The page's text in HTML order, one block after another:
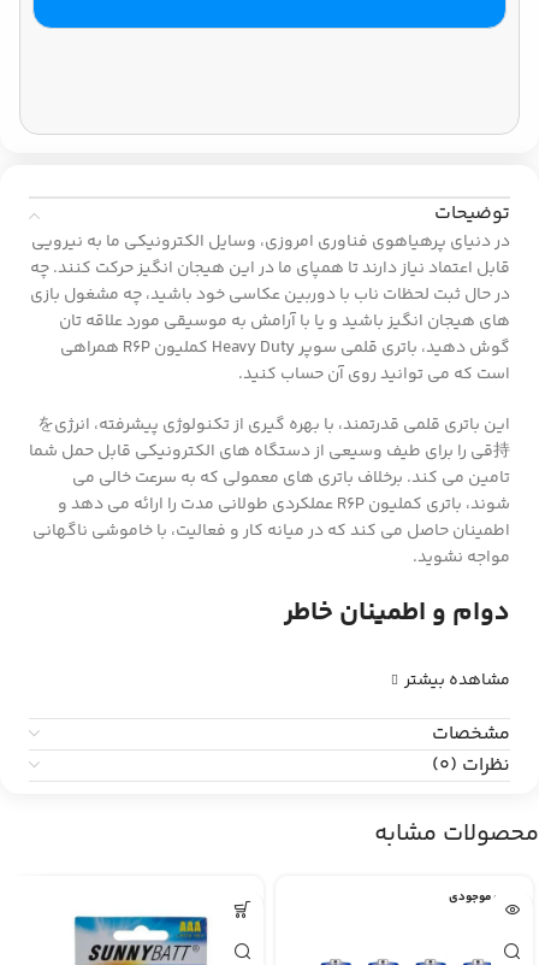
توضیحات
در دنیای پرهیاهوی فناوری امروزی، وسایل الکترونیکی ما به نیرویی
قابل اعتماد نیاز دارند تا همپای ما در این هیجان انگیز حرکت کنند. چه
در حال ثبت لحظات ناب با دوربین عکاسی خود باشید، چه مشغول بازی
های هیجان انگیز باشید و یا با آرامش به موسیقی مورد علاقه تان
گوش دهید، باتری قلمی سوپر Heavy Duty کملیون R6P همراهی
است که می توانید روی آن حساب کنید.
این باتری قلمی قدرتمند، با بهره گیری از تکنولوژی پیشرفته، انرژیを
持قی را برای طیف وسیعی از دستگاه های الکترونیکی قابل حمل شما
تامین می کند. برخلاف باتری های معمولی که به سرعت خالی می
شوند، باتری کملیون R6P عملکردی طولانی مدت را ارائه می دهد و
اطمینان حاصل می کند که در میانه کار و فعالیت، با خاموشی ناگهانی
مواجه نشوید.
دوام و اطمینان خاطر
مشاهده بیشتر
مشخصات
نظرات (0)
محصولات مشابه
اتمام موجودی